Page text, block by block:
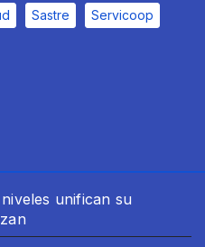
Sastre Servicoop
unifican su